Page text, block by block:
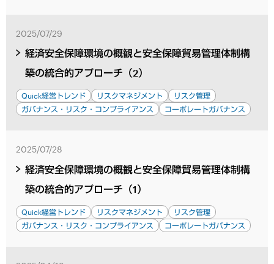
2025/07/29
経済安全保障環境の概観と安全保障貿易管理体制構
築の統合的アプローチ（2）
Quick経営トレンド リスクマネジメント
リスク管理
ガバナンス・リスク・コンプライアンス
コーポレートガバナンス
2025/07/28
経済安全保障環境の概観と安全保障貿易管理体制構
築の統合的アプローチ（1）
Quick経営トレンド リスクマネジメント
リスク管理
ガバナンス・リスク・コンプライアンス
コーポレートガバナンス